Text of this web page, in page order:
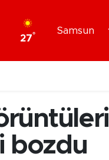
27°
Samsun
bozdu